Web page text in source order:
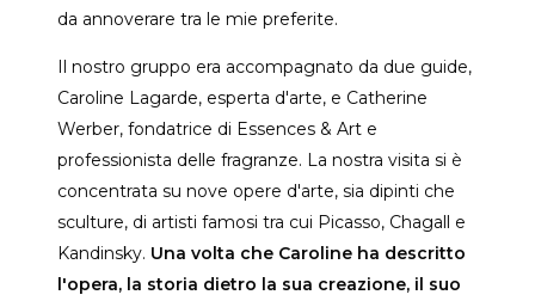
da annoverare tra le mie preferite.
Il nostro gruppo era accompagnato da due guide,
Caroline Lagarde, esperta d'arte, e Catherine
Werber, fondatrice di Essences & Art e
professionista delle fragranze. La nostra visita si è
concentrata su nove opere d'arte, sia dipinti che
sculture, di artisti famosi tra cui Picasso, Chagall e
Kandinsky. Una volta che Caroline ha descritto
l'opera, la storia dietro la sua creazione, il suo